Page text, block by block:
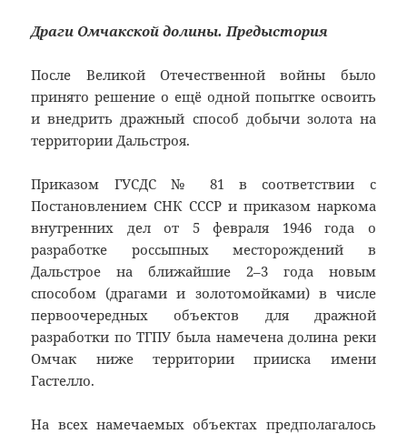
Драги Омчакской долины. Предыстория
После Великой Отечественной войны было
принято решение о ещё одной попытке освоить
и внедрить дражный способ добычи золота на
территории Дальстроя.
Приказом ГУСДС № 81 в соответствии с
Постановлением СНК СССР и приказом наркома
внутренних дел от 5 февраля 1946 года о
разработке россыпных месторождений в
Дальстрое на ближайшие 2–3 года новым
способом (драгами и золотомойками) в числе
первоочередных объектов для дражной
разработки по ТГПУ была намечена долина реки
Омчак ниже территории прииска имени
Гастелло.
На всех намечаемых объектах предполагалось